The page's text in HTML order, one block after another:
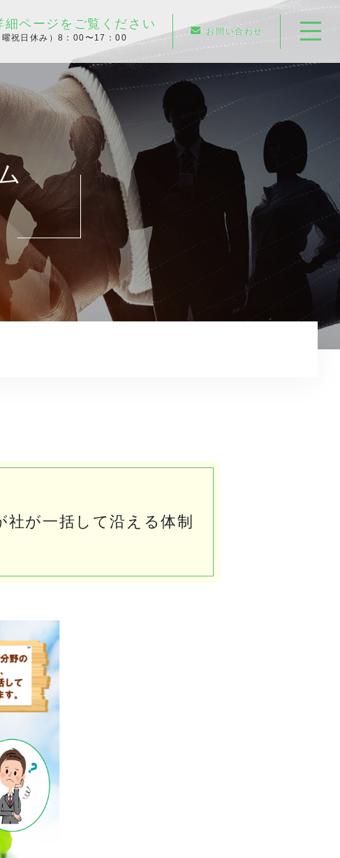
ページをご覧ください
祝⽇休み）8：00〜17：00
お問い合わせ
武蔵野金属について
会社情報
環境・地域への取り組み
廃棄物処理の流れ
電子契約はこちらから
採用情報/現場作業員
が一括して沿える体制